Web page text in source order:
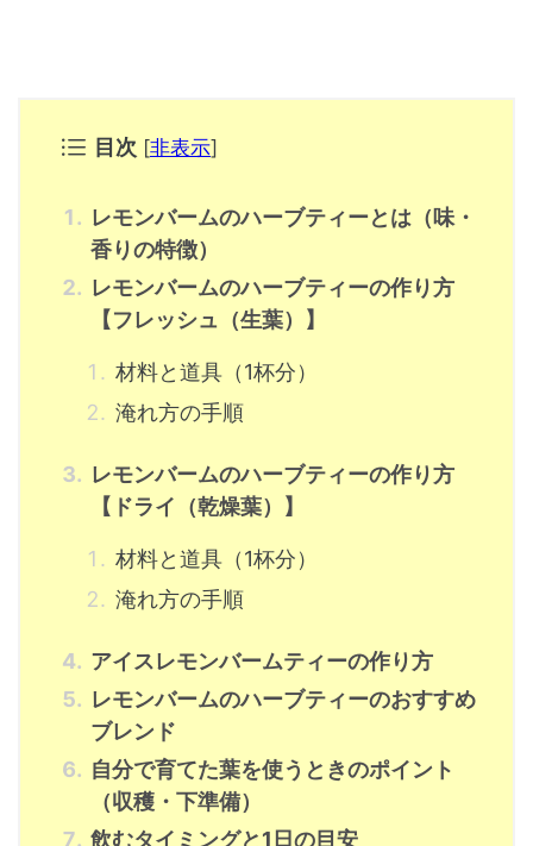
目次 [非表示]
レモンバームのハーブティーとは（味・
香りの特徴）
レモンバームのハーブティーの作り方
【フレッシュ（生葉）】
材料と道具（1杯分）
淹れ方の手順
レモンバームのハーブティーの作り方
【ドライ（乾燥葉）】
材料と道具（1杯分）
淹れ方の手順
アイスレモンバームティーの作り方
レモンバームのハーブティーのおすすめ
ブレンド
自分で育てた葉を使うときのポイント
（収穫・下準備）
飲むタイミングと1日の目安